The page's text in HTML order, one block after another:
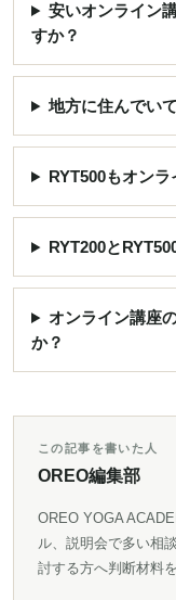
安いオンライン
すか？
地方に住んでい
RYT500もオン
RYT200と
オンライン講座
か？
この記事を書いた人
OREO編集部
OREO YOGA
ル、説明会で多い相
討する方へ判断材料